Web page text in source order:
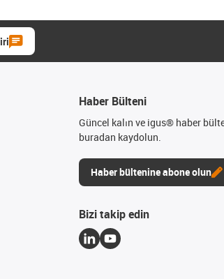
Haber Bülteni
Güncel kalın ve igus® haber
buradan kaydolun.
Haber bültenine abone olun
Bizi takip edin